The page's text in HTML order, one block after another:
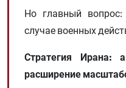
Но главный
случае военных
Стратегия Ирана:
расширение